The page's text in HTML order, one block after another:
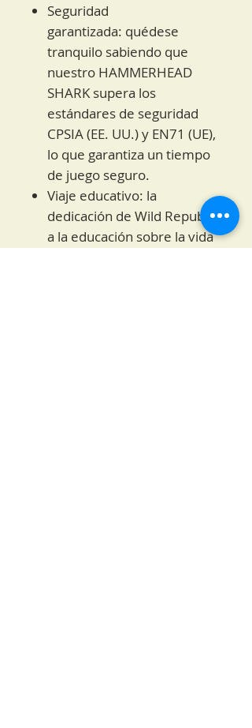
Seguridad
garantizada: quédese
tranquilo sabiendo que
nuestro HAMMERHEAD
SHARK supera los
estándares de seguridad
CPSIA (EE. UU.) y EN71 (UE),
lo que garantiza un tiempo
de juego seguro.
Viaje educativo: la
dedicación de Wild Republic
a la educación sobre la vida